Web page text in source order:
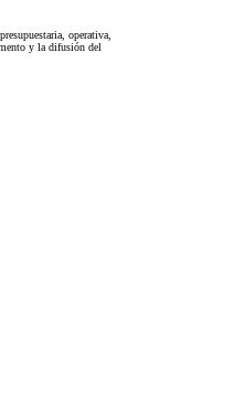
operativa,
y la difusión del